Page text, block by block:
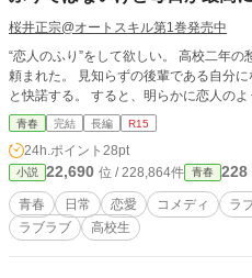
桜井正宗@オートスキル第1巻発売中
“恋人のふり”をして欲しい。 高校二年
頼まれた。 見知らずの後輩である自分
と快諾する。 すると、明らかに恋人のよ
青春 完結 長編 R15
24h.ポイント 28pt
小説 22,690 位 / 228,864件 青春 228
青春 日常 恋愛 コメディ ラ
ラブラブ
高校生